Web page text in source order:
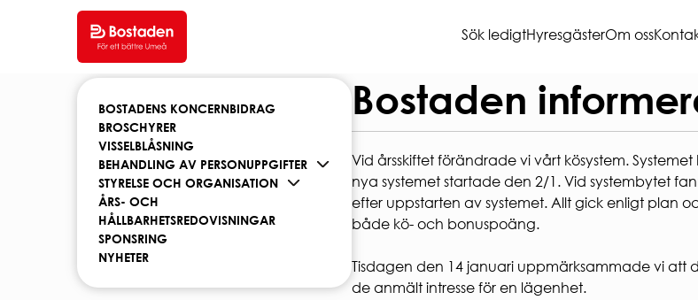
Sök ledigtHyresgästerOm oss
SÖK LEDIGT
SÖK LEDIGT
VÅRA OMRÅDEN
Hyreslägenheter
Studentlägenheter
Seniorboende
HUR SÖKER JAG LÄGENHET?
studentbostäder.
DITT BOENDE
HYRA
Hyressättning
FELANMÄLAN
HEMFÖRSÄKRING
INTERNET & TV
PARKERING
VANLIGA
AKTIVA
Hem /Om oss/
BOSTADENS KONCERNBIDRAG
BROSCHYRER
VISSELBLÅSNING
BEHANDLING AV PERSONUPPGIFTER
STYRELSE OCH ORGANISATION
ÅRS- OCH
HÅLLBARHETSREDOVISNINGAR
SPONSRING
NYHETER
Bostaden
Vid årsskiftet förändrade vi vårt kösystem.
nya systemet startade den 2/1. Vid systembytet
efter uppstarten av systemet. Allt gick enligt plan
både kö- och bonuspoäng.
Tisdagen den 14 januari uppmärksammade vi att
de anmält intresse för en lägenhet.